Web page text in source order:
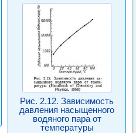
Рис. 2.12. Зависимость
давления насыщенного
водяного пара от
температуры